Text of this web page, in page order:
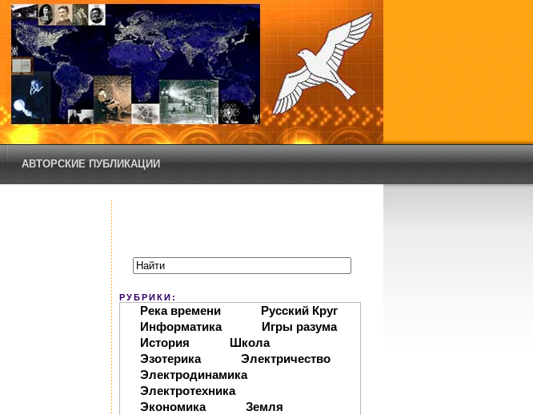
АВТОРСКИЕ ПУБЛИКАЦИИ
РУБРИКИ:
Река времени
Русский Круг
Информатика
Игры разума
История
Школа
Эзотерика
Электричество
Электродинамика
Электротехника
Экономика
Земля